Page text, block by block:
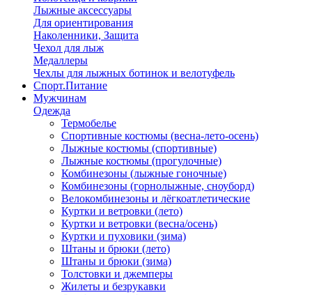
Лыжные аксессуары
Для ориентирования
Наколенники, Защита
Чехол для лыж
Медаллеры
Чехлы для лыжных ботинок и велотуфель
Спорт.Питание
Мужчинам
Одежда
Термобелье
Спортивные костюмы (весна-лето-осень)
Лыжные костюмы (спортивные)
Лыжные костюмы (прогулочные)
Комбинезоны (лыжные гоночные)
Комбинезоны (горнолыжные, сноуборд)
Велокомбинезоны и лёгкоатлетические
Куртки и ветровки (лето)
Куртки и ветровки (весна/осень)
Куртки и пуховики (зима)
Штаны и брюки (лето)
Штаны и брюки (зима)
Толстовки и джемперы
Жилеты и безрукавки